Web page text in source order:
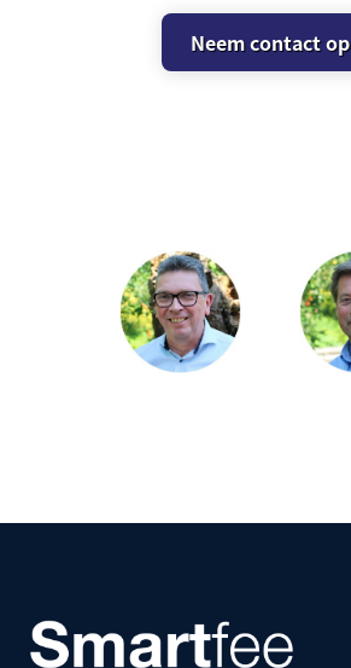
Neem contact op